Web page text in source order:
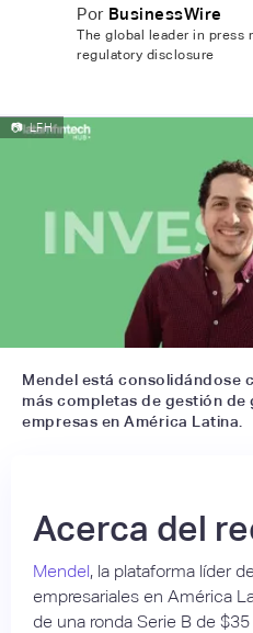
Por BusinessWire
The global leader in press
regulatory disclosure
📷 LFH
Mendel está consolidándose
más completas de gestión
empresas en América Latina.
Acerca del
Mendel, la plataforma líder
empresariales en América
de una ronda Serie B de